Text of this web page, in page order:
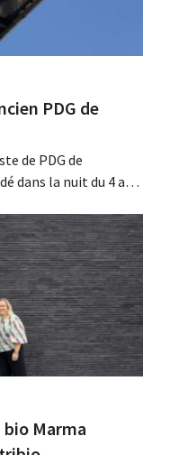
PDG de
de PDG de
dans la nuit du 4 au 5
Promodès et
belge.
Marma